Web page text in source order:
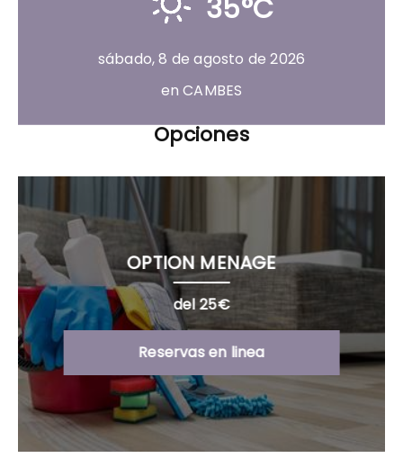
35°C
sábado, 8 de agosto de 2026
en CAMBES
Opciones
OPTION MENAGE
del 25€
Reservas en linea